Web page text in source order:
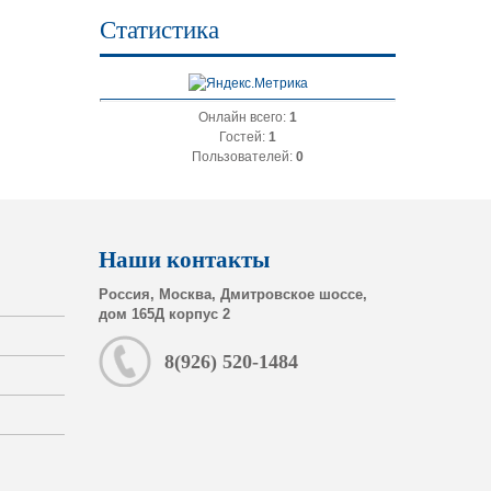
Статистика
Онлайн всего: 1
Гостей: 1
Пользователей: 0
Наши контакты
Россия, Москва, Дмитровское шоссе,
дом 165Д корпус 2
8(926) 520-1484